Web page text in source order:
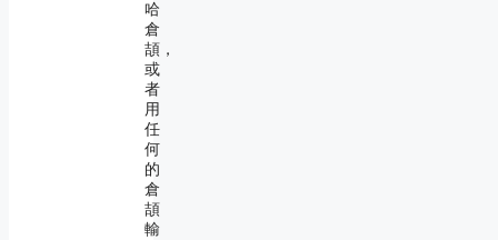
哈
倉
頡，
或
者
用
任
何
的
倉
頡
輸